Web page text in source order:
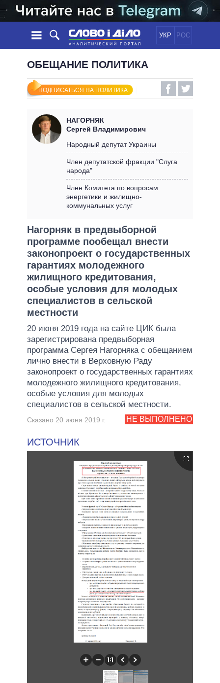
УКР РОС
НОВОСТИ
ЛЕНТА
СОБЫТИЯ
СТАТЬИ
МНЕНИЯ
ОБЗОРЫ
ДАЙДЖЕСТЫ
ПОЛИТИКА
ЭКОНОМИКА
МИР
ОБЕЩАНИЯ
ВСЕ ПОЛИТИКИ
ПРЕЗИДЕНТ И ОФИС
КАБИНЕТ МИНИСТРОВ
ГЛАВЫ ОБЛАДМИНИСТРАЦИЙ
ИНФОГРАФИКА
ВИДЕО
ПОДДЕРЖАТЬ
СРАВНЕНИЕ ПОЛИТИКОВ
ОБЕЩАНИЕ ПОЛИТИКА
ПОДПИСАТЬСЯ НА ПОЛИТИКА
НАГОРНЯК
Сергей Владимирович
Народный депутат Украины
Член депутатской фракции "Слуга
народа"
Член Комитета по вопросам
энергетики и жилищно-
коммунальных услуг
Нагорняк в предвыборной
программе пообещал внести
законопроект о государственных
гарантиях молодежного
жилищного кредитования,
особые условия для молодых
специалистов в сельской
местности
20 июня 2019 года на сайте ЦИК была
зарегистрирована предвыборная
программа Сергея Нагорняка с обещанием
лично внести в Верховную Раду
законопроект о государственных гарантиях
молодежного жилищного кредитования,
особые условия для молодых
специалистов в сельской местности.
НЕ ВЫПОЛНЕНО
Сказано 20 июня 2019 г.
ИСТОЧНИК